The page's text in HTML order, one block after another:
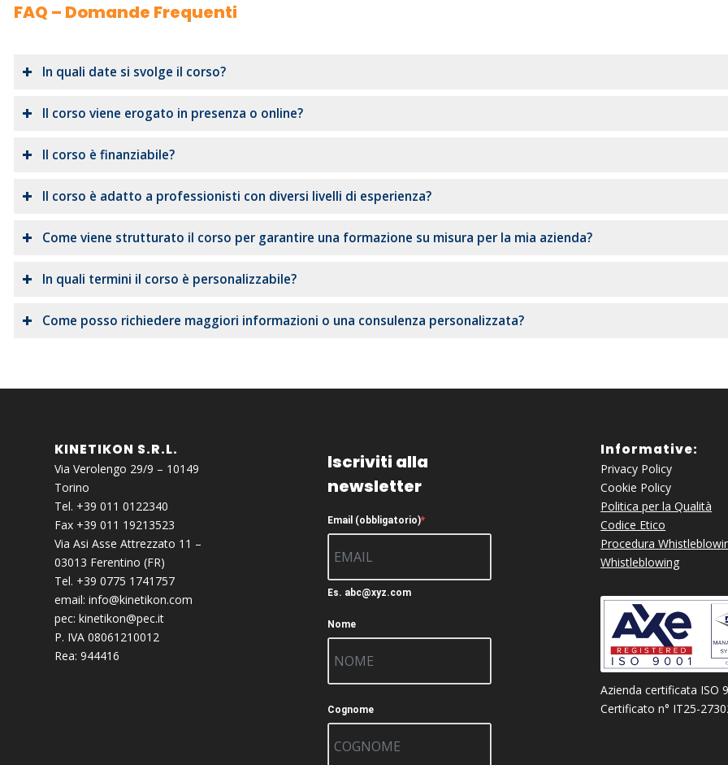
FAQ – Domande Frequenti
In quali date si svolge il corso?
Il corso viene erogato in presenza o online?
Il corso è finanziabile?
Il corso è adatto a professionisti con diversi livelli di esperienza?
Come viene strutturato il corso per garantire una formazione su misura per la mia azienda?
In quali termini il corso è personalizzabile?
Come posso richiedere maggiori informazioni o una consulenza personalizzata?
KINETIKON S.R.L.
Via Verolengo 29/9 – 10149
Torino
Tel. +39 011 0122340
Fax +39 011 19213523
Via Asi Asse Attrezzato 11 –
03013 Ferentino (FR)
Tel. +39 0775 1741757
email:info@kinetikon.com
pec:kinetikon@pec.it
P. IVA 08061210012
Rea: 944416
Iscriviti alla
newsletter
Email (obbligatorio)
Es. abc@xyz.com
Nome
Cognome
Informative:
Privacy Policy
Cookie Policy
Politica per la Qualità
Codice Etico
Procedura
Whistleblowing
Azienda certificata ISO
Certificato n° IT25-